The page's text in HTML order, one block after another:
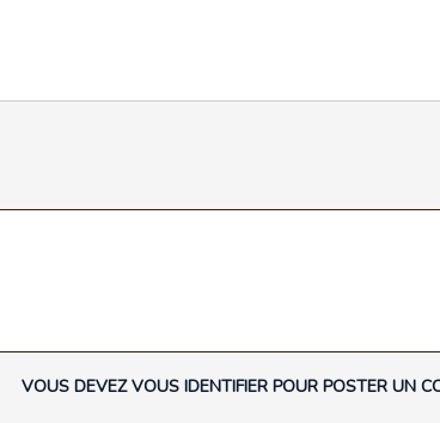
VOUS DEVEZ VOUS IDENTIFIER POUR POSTER UN